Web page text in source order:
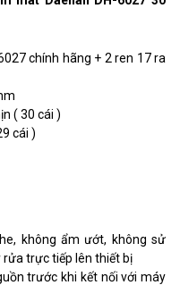
chính hãng + 2 ren 17 ra
( 30 cái )
cái )
không ẩm ướt, không sử
trực tiếp lên thiết bị
trước khi kết nối với máy